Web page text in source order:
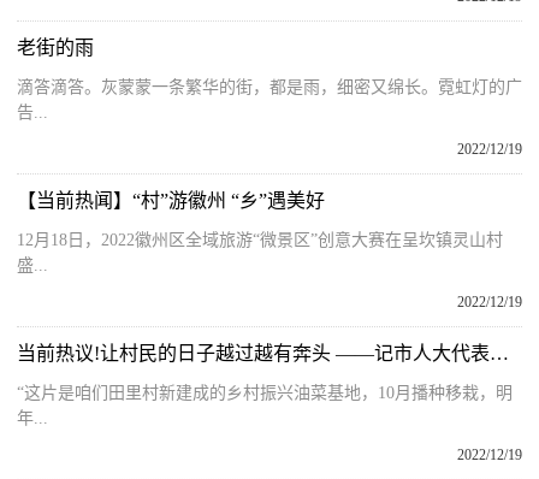
老街的雨
滴答滴答。灰蒙蒙一条繁华的街，都是雨，细密又绵长。霓虹灯的广
告...
2022/12/19
【当前热闻】“村”游徽州 “乡”遇美好
12月18日，2022徽州区全域旅游“微景区”创意大赛在呈坎镇灵山村
盛...
2022/12/19
当前热议!让村民的日子越过越有奔头 ——记市人大代表章文静
“这片是咱们田里村新建成的乡村振兴油菜基地，10月播种移栽，明
年...
2022/12/19